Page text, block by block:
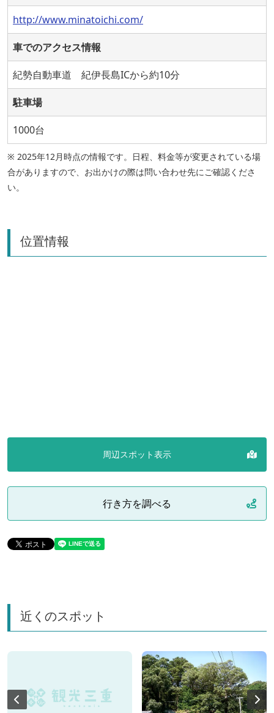
http://www.minatoichi.com/
車でのアクセス情報
紀勢自動車道 紀伊長島ICから約10分
駐車場
1000台
※ 2025年12月時点の情報です。日程、料金等が変更されている場
合がありますので、お出かけの際は問い合わせ先にご確認くださ
い。
位置情報
周辺スポット表示
行き方を調べる
近くのスポット